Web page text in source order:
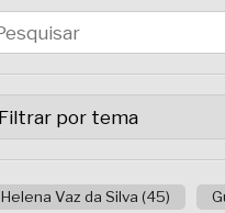
Helena Vaz da Silva (45)